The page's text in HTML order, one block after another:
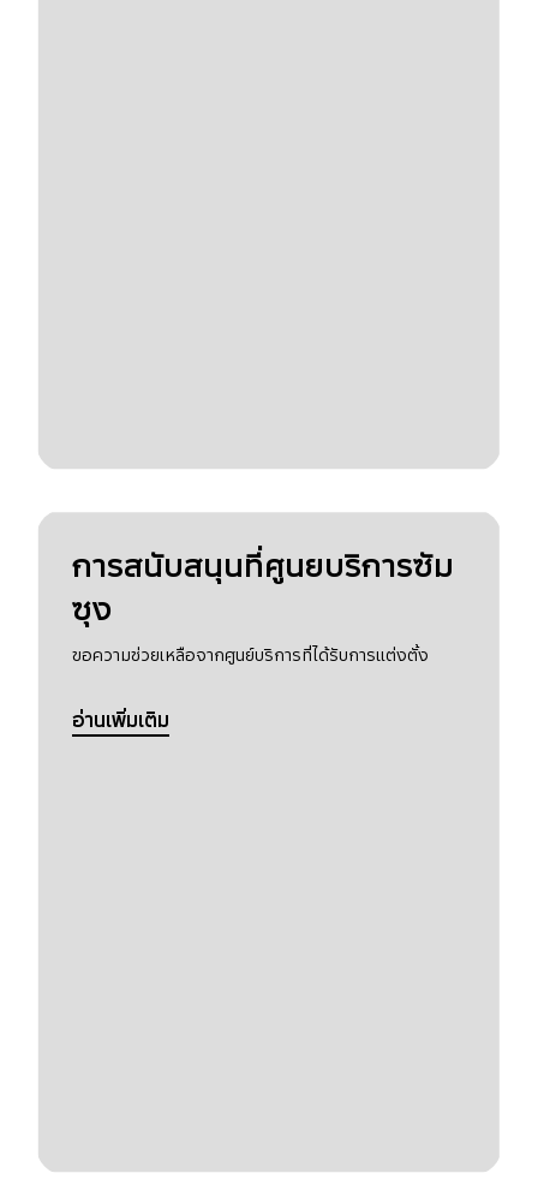
การสนับสนุนที่ศูนยบริการซัม
ซุง
ขอความช่วยเหลือจากศูนย์บริการที่ได้รับการแต่งตั้ง
อ่านเพิ่มเติม